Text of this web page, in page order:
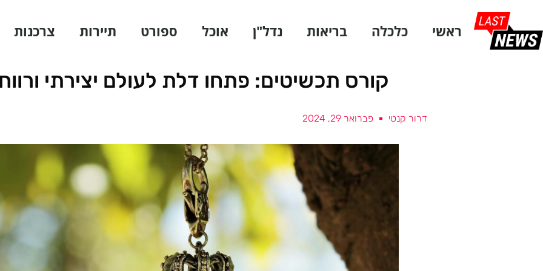
ראשי כלכלה בריאות נדל"ן אוכל ספורט תיירות צרכנות
קורס תכשיטים: פתחו דלת לעולם יצירתי
דרור קנטי פברואר 29, 2024